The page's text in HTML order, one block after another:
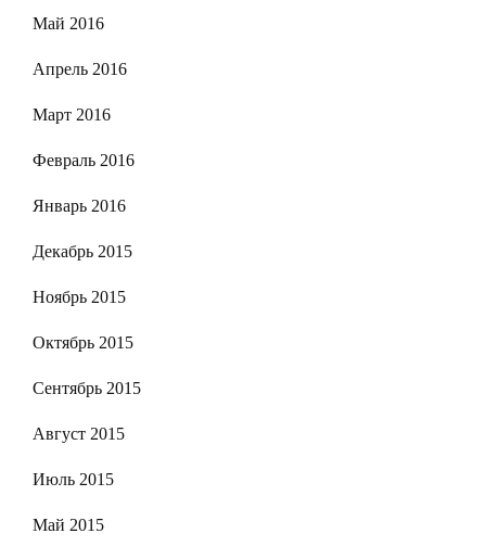
Май 2016
Апрель 2016
Март 2016
Февраль 2016
Январь 2016
Декабрь 2015
Ноябрь 2015
Октябрь 2015
Сентябрь 2015
Август 2015
Июль 2015
Май 2015